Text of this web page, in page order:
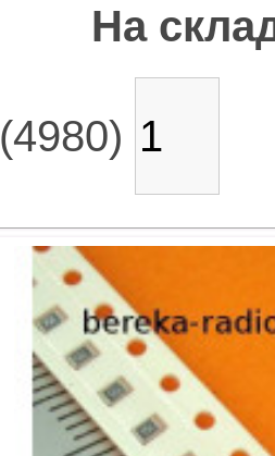
На
(4980)